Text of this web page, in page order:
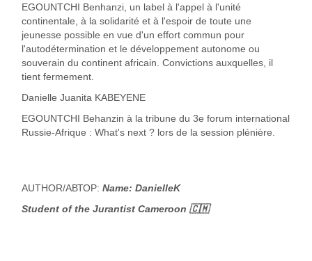
EGOUNTCHI Benhanzi, un label à l'appel à l'unité
continentale, à la solidarité et à l'espoir de toute une
jeunesse possible en vue d'un effort commun pour
l'autodétermination et le développement autonome ou
souverain du continent africain. Convictions auxquelles, il
tient fermement.
Danielle Juanita KABEYENE
EGOUNTCHI Behanzin à la tribune du 3e forum international
Russie-Afrique : What's next ? lors de la session plénière.
AUTHOR/АВТОР: Name: DanielleK
Student of the Jurantist Cameroon 🇨🇲